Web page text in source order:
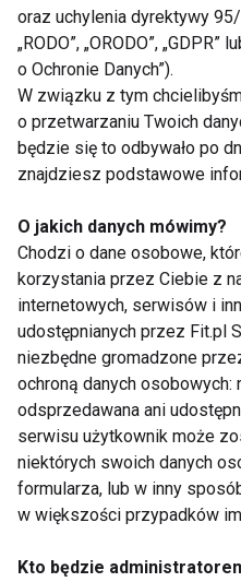
obiektów
GO PORT ŚREM siłownia
przestrzeń, która
fitnessu. To inwestycja,
przyszłość kompleksów
FIT BIZ FITNESS
Fit biz
oraz uchylenia dyrektywy
„RODO”, „ORODO”,
o Ochronie Danych”).
W związku z tym
o przetwarzaniu Twoich
będzie się to odbywało po
znajdziesz podstawowe
O jakich danych mówimy?
Chodzi o dane osobowe,
korzystania przez Ciebie z
internetowych, serwisów i
udostępnianych przez Fit.pl
niezbędne gromadzone
ochroną danych osobowych:
odsprzedawana ani
serwisu użytkownik może
niektórych swoich danych
formularza, lub w inny
w większości przypadków
Kto będzie